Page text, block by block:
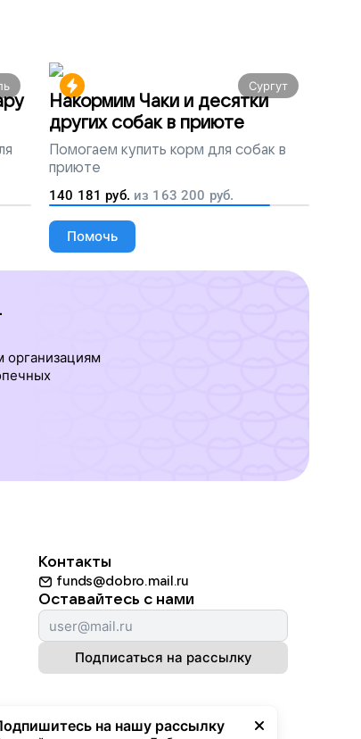
Сургут
Накормим Чаки и десятки
других собак в приюте
Помогаем купить корм для собак в
приюте
140 181 руб. из 163 200 руб.
Помочь
организациям
на нашу рассылку
Контакты
funds@dobro.mail.ru
Оставайтесь с нами
Подписаться на рассылку